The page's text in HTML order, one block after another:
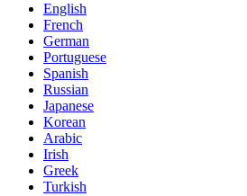
English
French
German
Portuguese
Spanish
Russian
Japanese
Korean
Arabic
Irish
Greek
Turkish